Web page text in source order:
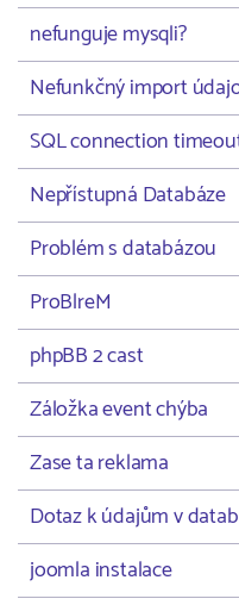
nefunguje mysqli?
Nefunkčný import
SQL connection
Nepřístupná Databáze
Problém s databázou
ProBlreM
phpBB 2 cast
Záložka event chýba
Zase ta reklama
Dotaz k údajům v
joomla instalace